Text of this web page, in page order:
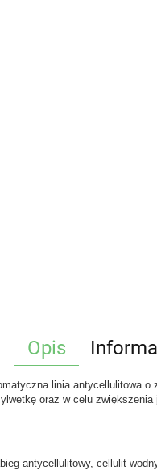
Opis
linia antycellulitowa
oraz w celu
antycellulitowy, cellulit